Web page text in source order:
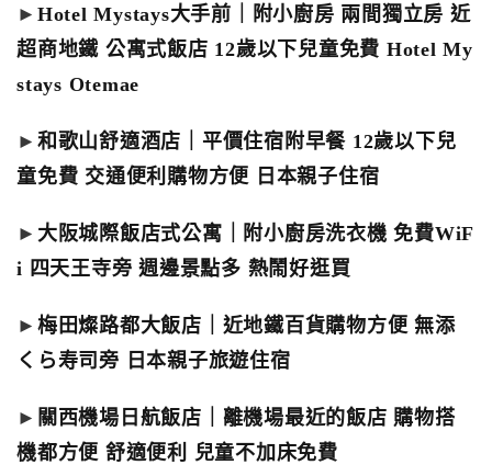
► Hotel Mystays大手前｜附小廚房 兩間獨立房 近
超商地鐵 公寓式飯店 12歲以下兒童免費 Hotel My
stays Otemae
► 和歌山舒適酒店｜平價住宿附早餐 12歲以下兒
童免費 交通便利購物方便 日本親子住宿
► 大阪城際飯店式公寓｜附小廚房洗衣機 免費WiF
i 四天王寺旁 週邊景點多 熱鬧好逛買
► 梅田燦路都大飯店｜近地鐵百貨購物方便 無添
くら寿司旁 日本親子旅遊住宿
► 關西機場日航飯店｜離機場最近的飯店 購物搭
機都方便 舒適便利 兒童不加床免費